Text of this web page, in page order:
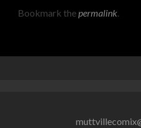
Bookmark thepermalink.